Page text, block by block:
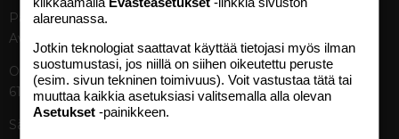
Painettu lehti (09) 156 665
Avoinna ma–pe 8–19
Otavamedian vaihde (09) 156
61
Sähköposti (digi)
Tietoa verkon kävijöistä
Avoimuusraportti
Käyttöehdot
TUOTTEET
alareunassa.
Jotkin teknologiat saattavat käyttää tietojasi myös ilman
suostumustasi, jos niillä on siihen oikeutettu peruste
(esim. sivun tekninen toimivuus). Voit vastustaa tätä tai
muuttaa kaikkia asetuksiasi valitsemalla alla olevan
Asetukset -painikkeen.